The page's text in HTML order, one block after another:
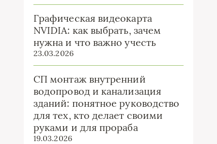
Графическая видеокарта
NVIDIA: как выбрать, зачем
нужна и что важно учесть
23.03.2026
СП монтаж внутренний
водопровод и канализация
зданий: понятное руководство
для тех, кто делает своими
руками и для прораба
19.03.2026